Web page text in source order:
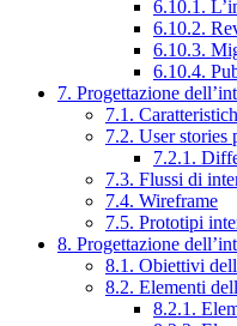
6.10.1.
6.10.2.
6.10.3.
6.10.4.
7. Progettazione
7.1.
7.2. User stories
7.2.1.
7.3. Flussi di
7.4. Wireframe
7.5. Prototipi
8. Progettazione
8.1. Obiettivi
8.2. Elementi
8.2.1.